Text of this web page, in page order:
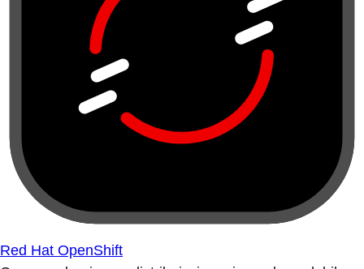
Red Hat OpenShift